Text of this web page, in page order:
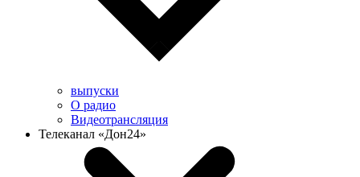
выпуски
О радио
Видеотрансляция
Телеканал «Дон24»